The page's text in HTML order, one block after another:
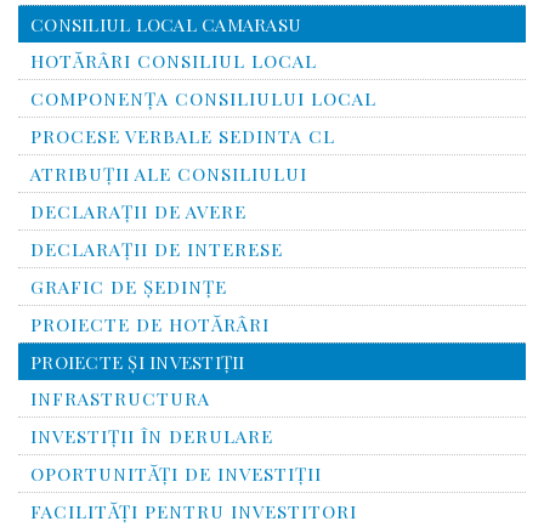
CONSILIUL LOCAL CAMARASU
HOTĂRÂRI CONSILIUL LOCAL
COMPONENŢA CONSILIULUI LOCAL
PROCESE VERBALE SEDINTA CL
ATRIBUŢII ALE CONSILIULUI
DECLARAȚII DE AVERE
DECLARAŢII DE INTERESE
GRAFIC DE ŞEDINŢE
PROIECTE DE HOTĂRÂRI
PROIECTE ŞI INVESTIŢII
INFRASTRUCTURA
INVESTIŢII ÎN DERULARE
OPORTUNITĂŢI DE INVESTIŢII
FACILITĂŢI PENTRU INVESTITORI